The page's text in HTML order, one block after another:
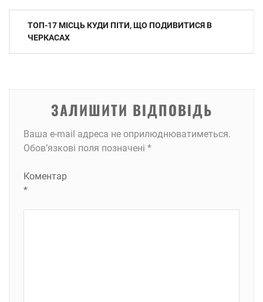
Навігація
записів
ТОП-17 МІСЦЬ КУДИ ПІТИ, ЩО ПОДИВИТИСЯ В
ЧЕРКАСАХ
ЗАЛИШИТИ ВІДПОВІДЬ
Ваша e-mail адреса не оприлюднюватиметься.
Обов’язкові поля позначені *
Коментар
*